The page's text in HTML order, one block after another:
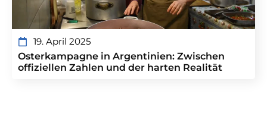
19. April 2025
Osterkampagne in Argentinien: Zwischen
offiziellen Zahlen und der harten Realität